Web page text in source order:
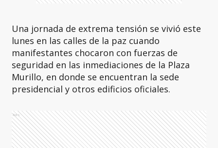
Una jornada de extrema tensión se vivió este
lunes en las calles de la paz cuando
manifestantes chocaron con fuerzas de
seguridad en las inmediaciones de la Plaza
Murillo, en donde se encuentran la sede
presidencial y otros edificios oficiales.
Ads